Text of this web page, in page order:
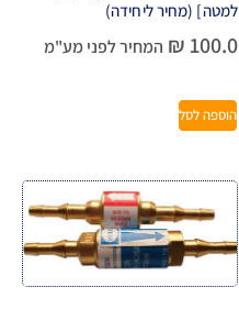
למטה] (מחיר ליחידה)
₪ 100.0 המחיר לפני מע"מ
הוספה לסל